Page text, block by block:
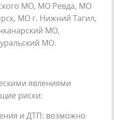
МО, МО Ревда, МО
МО г. Нижний Тагил,
МО,
МО.
явлениями
риски:
и ДТП: возможно